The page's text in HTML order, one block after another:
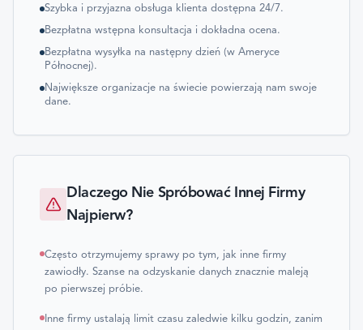
Szybka i przyjazna obsługa klienta dostępna 24/7.
Bezpłatna wstępna konsultacja i dokładna ocena.
Bezpłatna wysyłka na następny dzień (w Ameryce
Północnej).
Największe organizacje na świecie powierzają nam swoje
dane.
Dlaczego Nie Spróbować Innej Firmy
Najpierw?
Często otrzymujemy sprawy po tym, jak inne firmy
zawiodły. Szanse na odzyskanie danych znacznie maleją
po pierwszej próbie.
Inne firmy ustalają limit czasu zaledwie kilku godzin, zanim